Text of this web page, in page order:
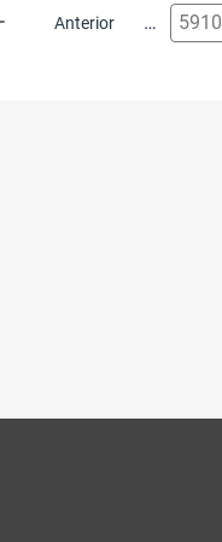
Anterior
Página anterior … 5910